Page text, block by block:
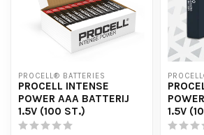
PROCELL® BATTERIES
PROCELL INTENSE
POWER AAA BATTERIJ
1.5V (100 ST.)
1.5V